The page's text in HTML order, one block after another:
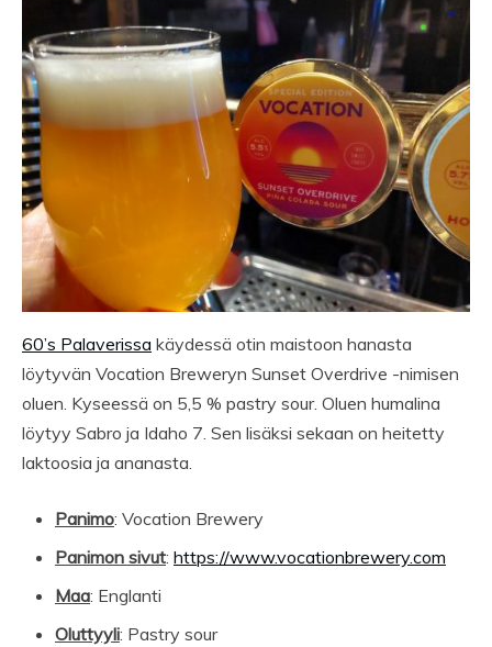
60’s Palaverissa käydessä otin maistoon hanasta
löytyvän Vocation Breweryn Sunset Overdrive -nimisen
oluen. Kyseessä on 5,5 % pastry sour. Oluen humalina
löytyy Sabro ja Idaho 7. Sen lisäksi sekaan on heitetty
laktoosia ja ananasta.
Panimo: Vocation Brewery
Panimon sivut: https://www.vocationbrewery.com
Maa: Englanti
Oluttyyli: Pastry sour